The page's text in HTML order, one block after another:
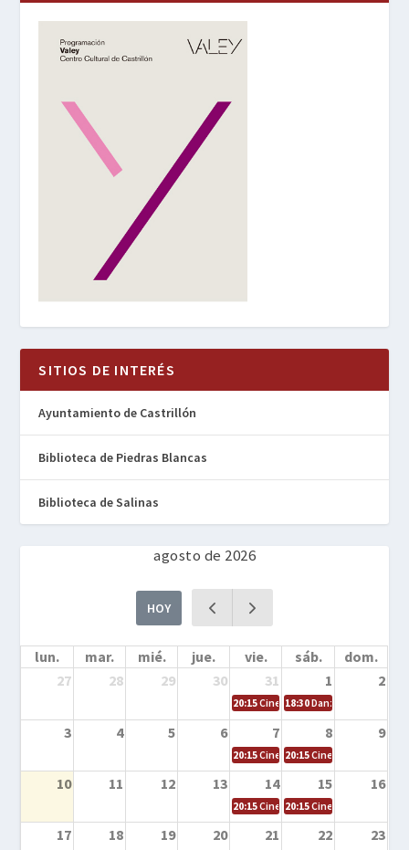
SITIOS DE INTERÉS
Ayuntamiento de Castrillón
Biblioteca de Piedras Blancas
Biblioteca de Salinas
agosto de 2026
HOY
lun. mar. mié. jue. vie. sáb.
dom.
27
28 29 30 31 1 2
20:15Cine en la calle – Cómo
18:30Danza – Cita en el
3 4 5 6 7 8 9
20:15Cine en la calle – El niño y la
20:15Cine en la calle –
10 11 12 13 14 15 16
20:15Cine en la calle – Tortugas
20:15Cine en la calle –
17 18 19 20 21 22 23